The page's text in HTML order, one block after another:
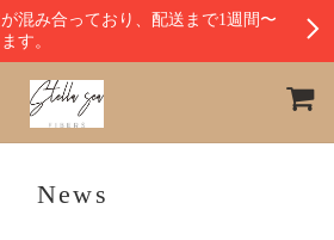
混み合っており、配送まで1週間〜
す。
News